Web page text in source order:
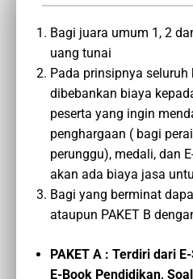
Bagi juara umum 1, 2
uang tunai
Pada prinsipnya
dibebankan biaya
peserta yang ingin
penghargaan ( bagi
perunggu), medali, dan
akan ada biaya jasa
Bagi yang berminat
ataupun PAKET B
PAKET A : Terdiri dari
E-Book Pendidikan,